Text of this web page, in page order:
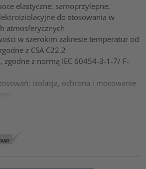
Consent Management Platform
elastyczne, samoprzylepne,
do stosowania w
atmosferycznych
w szerokim zakresie temperatur od
z CSA C22.2
zgodne z normą IEC 60454-3-1-7/ F-
izolacja, ochrona i mocowanie